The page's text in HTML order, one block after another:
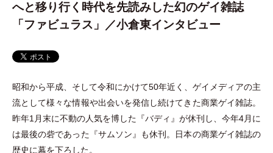
へと移り行く時代を先読みした幻のゲイ雑誌
「ファビュラス」／小倉東インタビュー
昭和から平成、そして令和にかけて50年近く、ゲイメディアの主
流として様々な情報や出会いを発信し続けてきた商業ゲイ雑誌。
昨年1月末に不動の人気を博した『バディ』が休刊し、今年4月に
は最後の砦であった『サムソン』も休刊。日本の商業ゲイ雑誌の
歴史に幕を下ろした。